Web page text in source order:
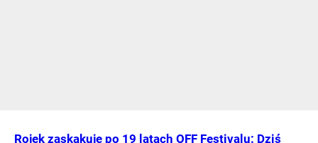
Rojek zaskakuje po 19 latach OFF Festivalu: Dziś